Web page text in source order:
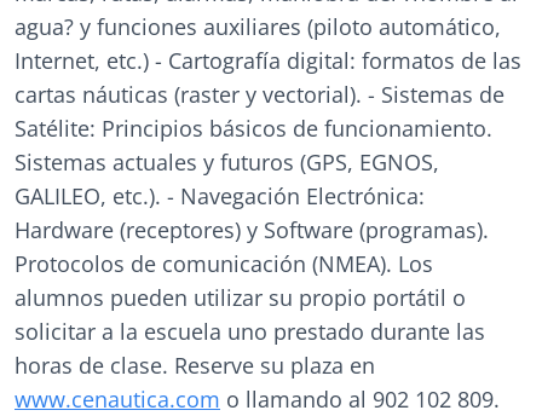
agua? y funciones auxiliares (piloto automático,
Internet, etc.) - Cartografía digital: formatos de las
cartas náuticas (raster y vectorial). - Sistemas de
Satélite: Principios básicos de funcionamiento.
Sistemas actuales y futuros (GPS, EGNOS,
GALILEO, etc.). - Navegación Electrónica:
Hardware (receptores) y Software (programas).
Protocolos de comunicación (NMEA). Los
alumnos pueden utilizar su propio portátil o
solicitar a la escuela uno prestado durante las
horas de clase. Reserve su plaza en
www.cenautica.com o llamando al 902 102 809.